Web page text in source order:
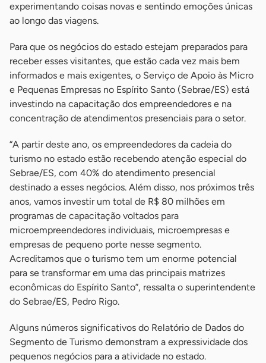
experimentando coisas novas e sentindo emoções únicas
ao longo das viagens.
Para que os negócios do estado estejam preparados para
receber esses visitantes, que estão cada vez mais bem
informados e mais exigentes, o Serviço de Apoio às Micro
e Pequenas Empresas no Espírito Santo (Sebrae/ES) está
investindo na capacitação dos empreendedores e na
concentração de atendimentos presenciais para o setor.
“A partir deste ano, os empreendedores da cadeia do
turismo no estado estão recebendo atenção especial do
Sebrae/ES, com 40% do atendimento presencial
destinado a esses negócios. Além disso, nos próximos três
anos, vamos investir um total de R$ 80 milhões em
programas de capacitação voltados para
microempreendedores individuais, microempresas e
empresas de pequeno porte nesse segmento.
Acreditamos que o turismo tem um enorme potencial
para se transformar em uma das principais matrizes
econômicas do Espírito Santo”, ressalta o superintendente
do Sebrae/ES, Pedro Rigo.
Alguns números significativos do Relatório de Dados do
Segmento de Turismo demonstram a expressividade dos
pequenos negócios para a atividade no estado.